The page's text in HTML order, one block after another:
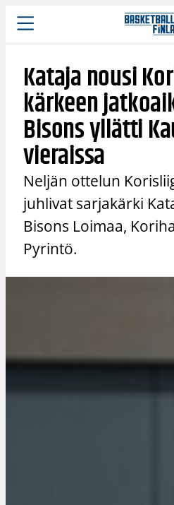
Siirry
sisältöön
Kataja nousi
kärkeen
Bisons yllätti
vieraissa
Neljän ottelun
juhlivat sarjakärki
Bisons Loimaa,
Pyrintö.